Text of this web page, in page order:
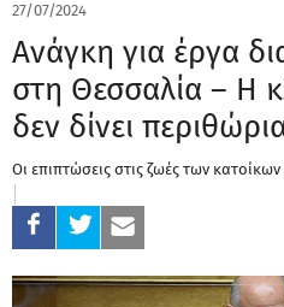
27/07/2024
Ανάγκη για έργα
στη Θεσσαλία – Η
δεν δίνει
Οι επιπτώσεις στις ζωές των κατοίκων